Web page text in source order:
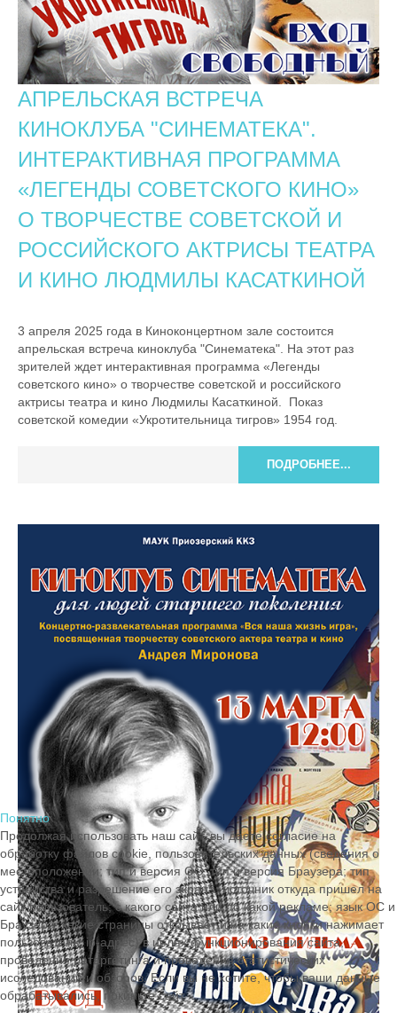
АПРЕЛЬСКАЯ ВСТРЕЧА
КИНОКЛУБА "СИНЕМАТЕКА".
ИНТЕРАКТИВНАЯ ПРОГРАММА
«ЛЕГЕНДЫ СОВЕТСКОГО КИНО»
О ТВОРЧЕСТВЕ СОВЕТСКОЙ И
РОССИЙСКОГО АКТРИСЫ ТЕАТРА
И КИНО ЛЮДМИЛЫ КАСАТКИНОЙ
3 апреля 2025 года в Киноконцертном зале состоится
апрельская встреча киноклуба "Синематека". На этот раз
зрителей ждет интерактивная программа «Легенды
советского кино» о творчестве советской и российского
актрисы театра и кино Людмилы Касаткиной. Показ
советской комедии «Укротительница тигров» 1954 год.
ПОДРОБНЕЕ...
Понятно
Продолжая использовать наш сайт, вы даете согласие на
обработку файлов cookie, пользовательских данных (сведения о
местоположении; тип и версия ОС; тип и версия Браузера; тип
устройства и разрешение его экрана; источник откуда пришел на
сайт пользователь; с какого сайта или по какой рекламе; язык ОС и
Браузера; какие страницы открывает и на какие кнопки нажимает
пользователь; ip-адрес) в целях функционирования сайта,
проведения ретаргетинга и проведения статистических
исследований и обзоров. Если вы не хотите, чтобы ваши данные
обрабатывались, покиньте сайт.